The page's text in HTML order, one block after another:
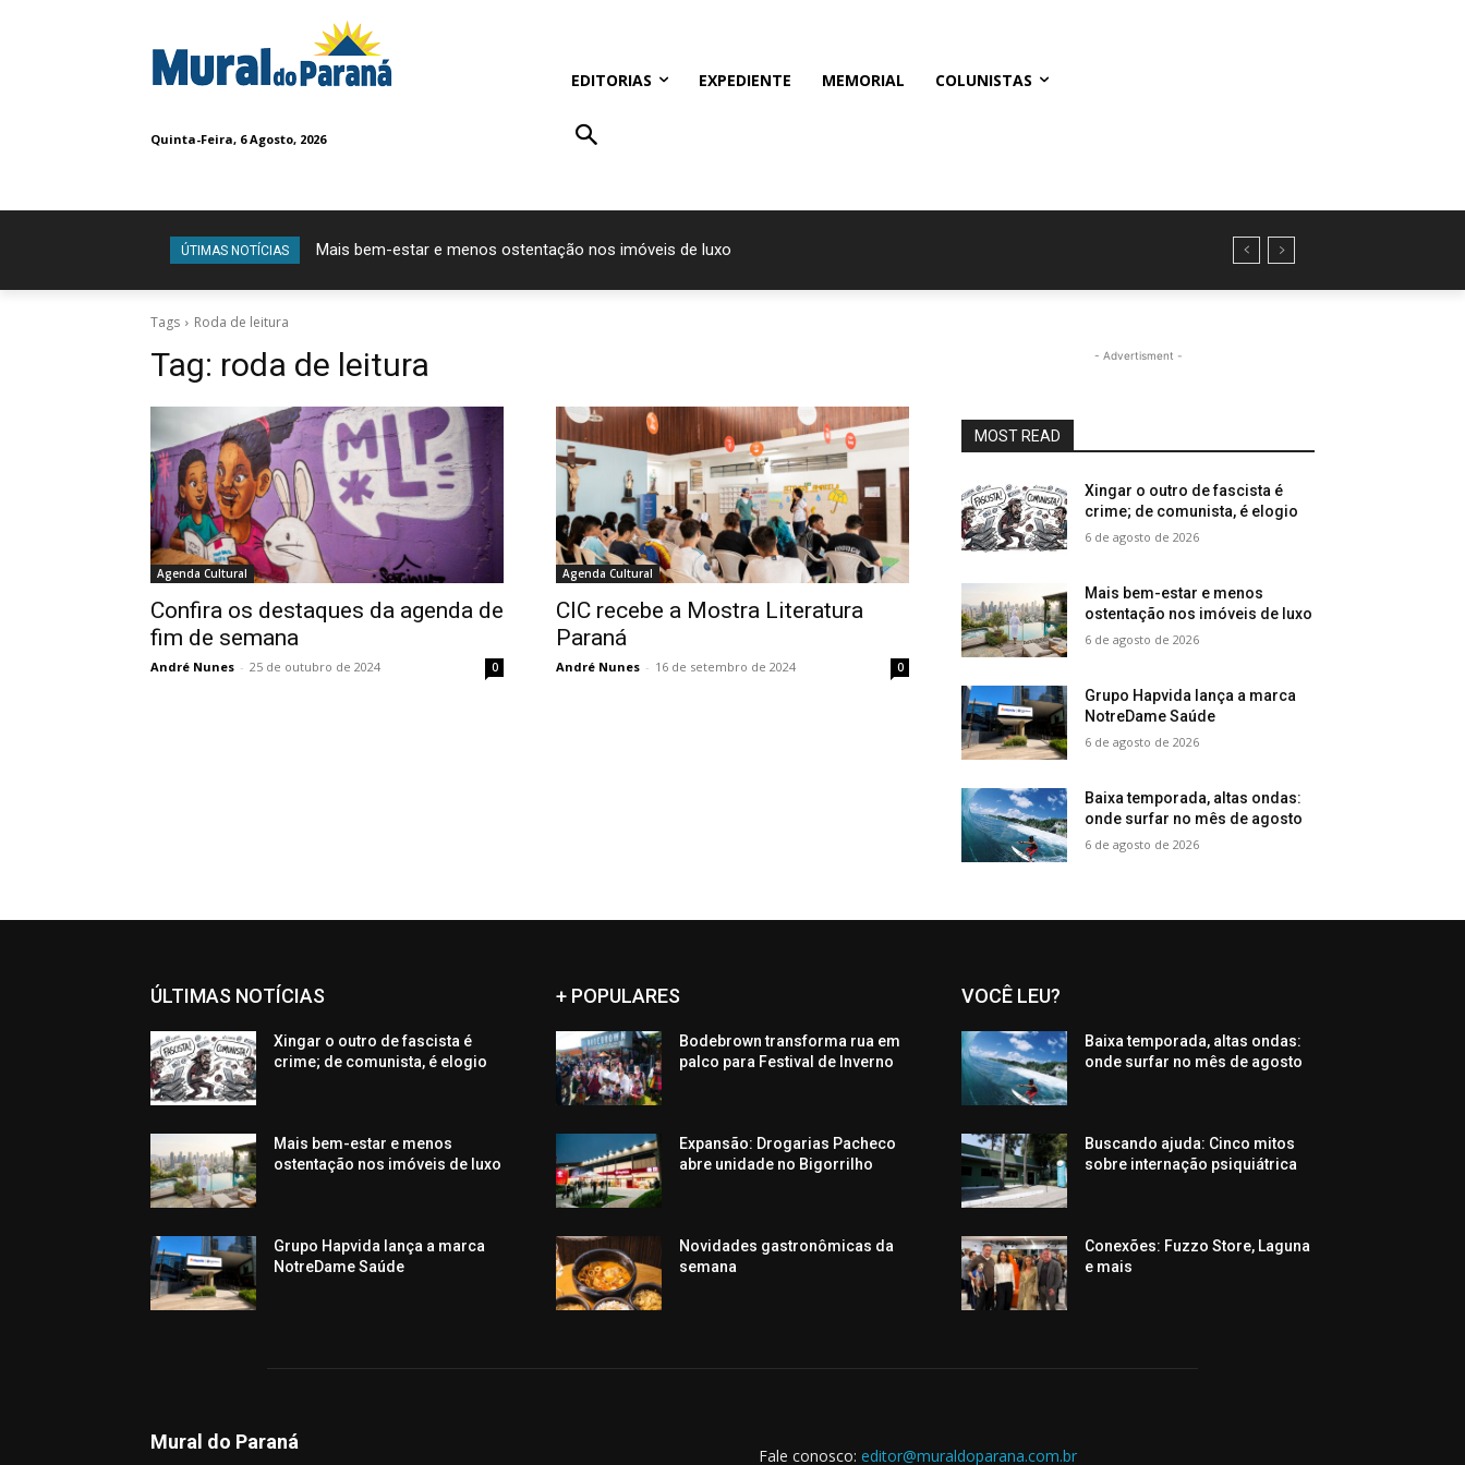
Quinta-Feira, 6 Agosto, 2026
EDITORIAS EXPEDIENTE MEMORIAL COLUNISTAS
ÚTIMAS NOTÍCIAS Mais bem-estar e menos ostentação nos imóveis de luxo
Tags Roda de leitura
Tag: roda de leitura
Agenda Cultural
Confira os destaques da agenda de
fim de semana
André Nunes - 25 de outubro de 2024 0
Agenda Cultural
CIC recebe a Mostra Literatura
Paraná
André Nunes - 16 de setembro de 2024 0
- Advertisment -
MOST READ
Xingar o outro de fascista é
crime; de comunista, é elogio
6 de agosto de 2026
Mais bem-estar e menos
ostentação nos imóveis de luxo
6 de agosto de 2026
Grupo Hapvida lança a marca
NotreDame Saúde
6 de agosto de 2026
Baixa temporada, altas ondas:
onde surfar no mês de agosto
6 de agosto de 2026
ÚLTIMAS NOTÍCIAS
Xingar o outro de fascista é
crime; de comunista, é elogio
Mais bem-estar e menos
ostentação nos imóveis de luxo
Grupo Hapvida lança a marca
NotreDame Saúde
+ POPULARES
Bodebrown transforma rua em
palco para Festival de Inverno
Expansão: Drogarias Pacheco
abre unidade no Bigorrilho
Novidades gastronômicas da
semana
VOCÊ LEU?
Baixa temporada, altas ondas:
onde surfar no mês de agosto
Buscando ajuda: Cinco mitos
sobre internação psiquiátrica
Conexões: Fuzzo Store, Laguna
e mais
Mural do Paraná
Fale conosco: editor@muraldoparana.com.br